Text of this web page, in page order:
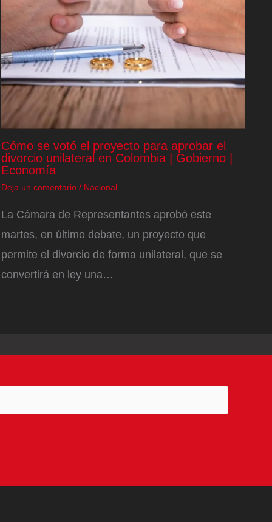
Cómo se votó el proyecto para aprobar el
divorcio unilateral en Colombia | Gobierno |
Economía
Deja un comentario / Nacional
La Cámara de Representantes aprobó este
martes, en último debate, un proyecto que
permite el divorcio de forma unilateral, que se
convertirá en ley una…